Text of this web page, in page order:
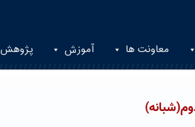
معاونت ها آموزش پژوهش